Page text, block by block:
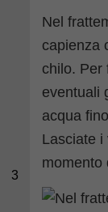
3
Nel
capienza
chilo. Per
eventuali
acqua
Lasciate i
momento